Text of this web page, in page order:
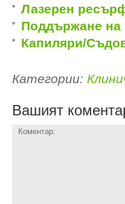
Лазерен
Поддържане на
Капиляри/
Категории:
Вашият
Коментар: